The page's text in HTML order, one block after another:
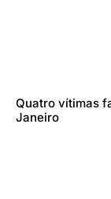
Quatro vítimas
Janeiro